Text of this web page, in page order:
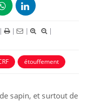
| | |
|
étouffement
sapin, et surtout de